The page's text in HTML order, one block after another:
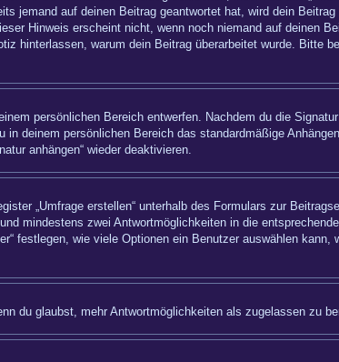
jemand auf deinen Beitrag geantwortet hat, wird dein
Hinweis erscheint nicht, wenn noch niemand auf deinen
hinterlassen, warum dein Beitrag überarbeitet wurde. Bitte
persönlichen Bereich entwerfen. Nachdem du die
deinem persönlichen Bereich das standardmäßige
anhängen“ wieder deaktivieren.
„Umfrage erstellen“ unterhalb des Formulars zur
mindestens zwei Antwortmöglichkeiten in die
festlegen, wie viele Optionen ein Benutzer auswählen
du glaubst, mehr Antwortmöglichkeiten als zugelassen zu